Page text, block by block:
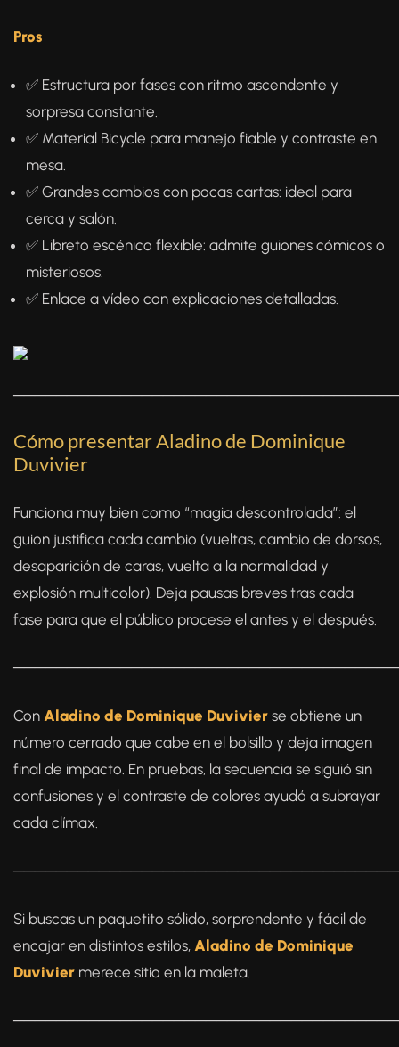
Pros
✅ Estructura por fases con ritmo ascendente y
sorpresa constante.
✅ Material Bicycle para manejo fiable y contraste en
mesa.
✅ Grandes cambios con pocas cartas: ideal para
cerca y salón.
✅ Libreto escénico flexible: admite guiones cómicos o
misteriosos.
✅ Enlace a vídeo con explicaciones detalladas.
Cómo presentar Aladino de Dominique
Duvivier
Funciona muy bien como “magia descontrolada”: el
guion justifica cada cambio (vueltas, cambio de dorsos,
desaparición de caras, vuelta a la normalidad y
explosión multicolor). Deja pausas breves tras cada
fase para que el público procese el antes y el después.
Con Aladino de Dominique Duvivier se obtiene un
número cerrado que cabe en el bolsillo y deja imagen
final de impacto. En pruebas, la secuencia se siguió sin
confusiones y el contraste de colores ayudó a subrayar
cada clímax.
Si buscas un paquetito sólido, sorprendente y fácil de
encajar en distintos estilos, Aladino de Dominique
Duvivier merece sitio en la maleta.